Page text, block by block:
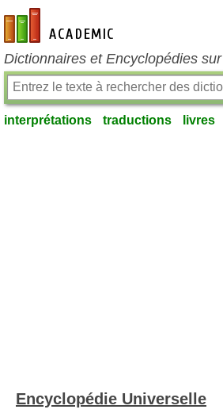
fr-academic.com
Dictionnaires et Encyclopédies
interprétations traductions livres
Encyclopédie Universelle